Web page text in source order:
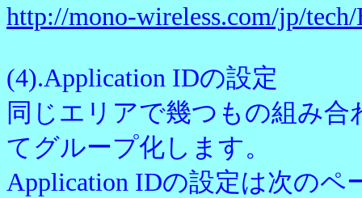
http://mono-wireless.com/jp/
(4).Application IDの設定
同じエリアで幾つもの組み
てグループ化します。
Application IDの設定は次の